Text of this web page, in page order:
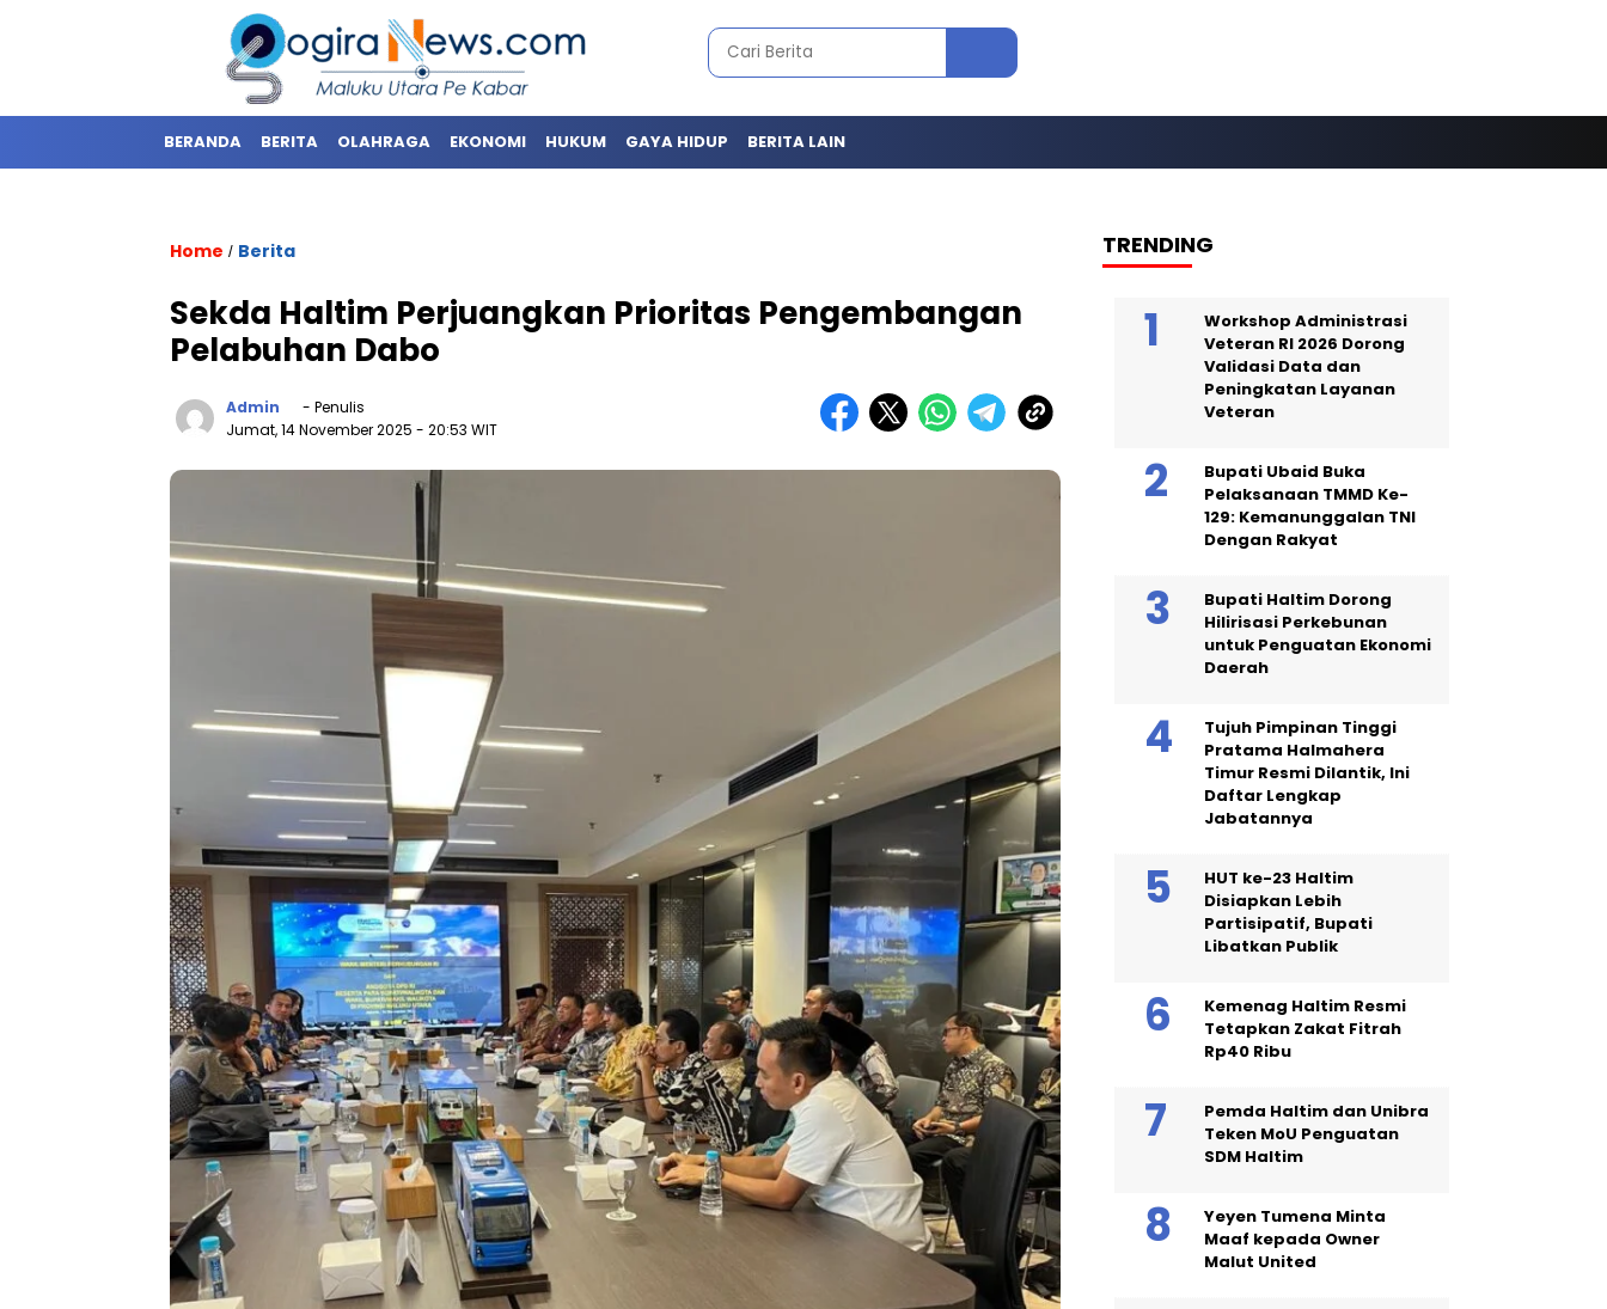
BERANDA BERITA OLAHRAGA EKONOMI HUKUM GAYA HIDUP BERITA LAIN
Home / Berita
Sekda Haltim Perjuangkan Prioritas Pengembangan
Pelabuhan Dabo
Admin
- Penulis
Jumat, 14 November 2025 - 20:53 WIT
TRENDING
Workshop Administrasi
Veteran RI 2026 Dorong
Validasi Data dan
Peningkatan Layanan
Veteran
Bupati Ubaid Buka
Pelaksanaan TMMD Ke-
129: Kemanunggalan TNI
Dengan Rakyat
Bupati Haltim Dorong
Hilirisasi Perkebunan
untuk Penguatan Ekonomi
Daerah
Tujuh Pimpinan Tinggi
Pratama Halmahera
Timur Resmi Dilantik, Ini
Daftar Lengkap
Jabatannya
HUT ke-23 Haltim
Disiapkan Lebih
Partisipatif, Bupati
Libatkan Publik
Kemenag Haltim Resmi
Tetapkan Zakat Fitrah
Rp40 Ribu
Pemda Haltim dan Unibra
Teken MoU Penguatan
SDM Haltim
Yeyen Tumena Minta
Maaf kepada Owner
Malut United